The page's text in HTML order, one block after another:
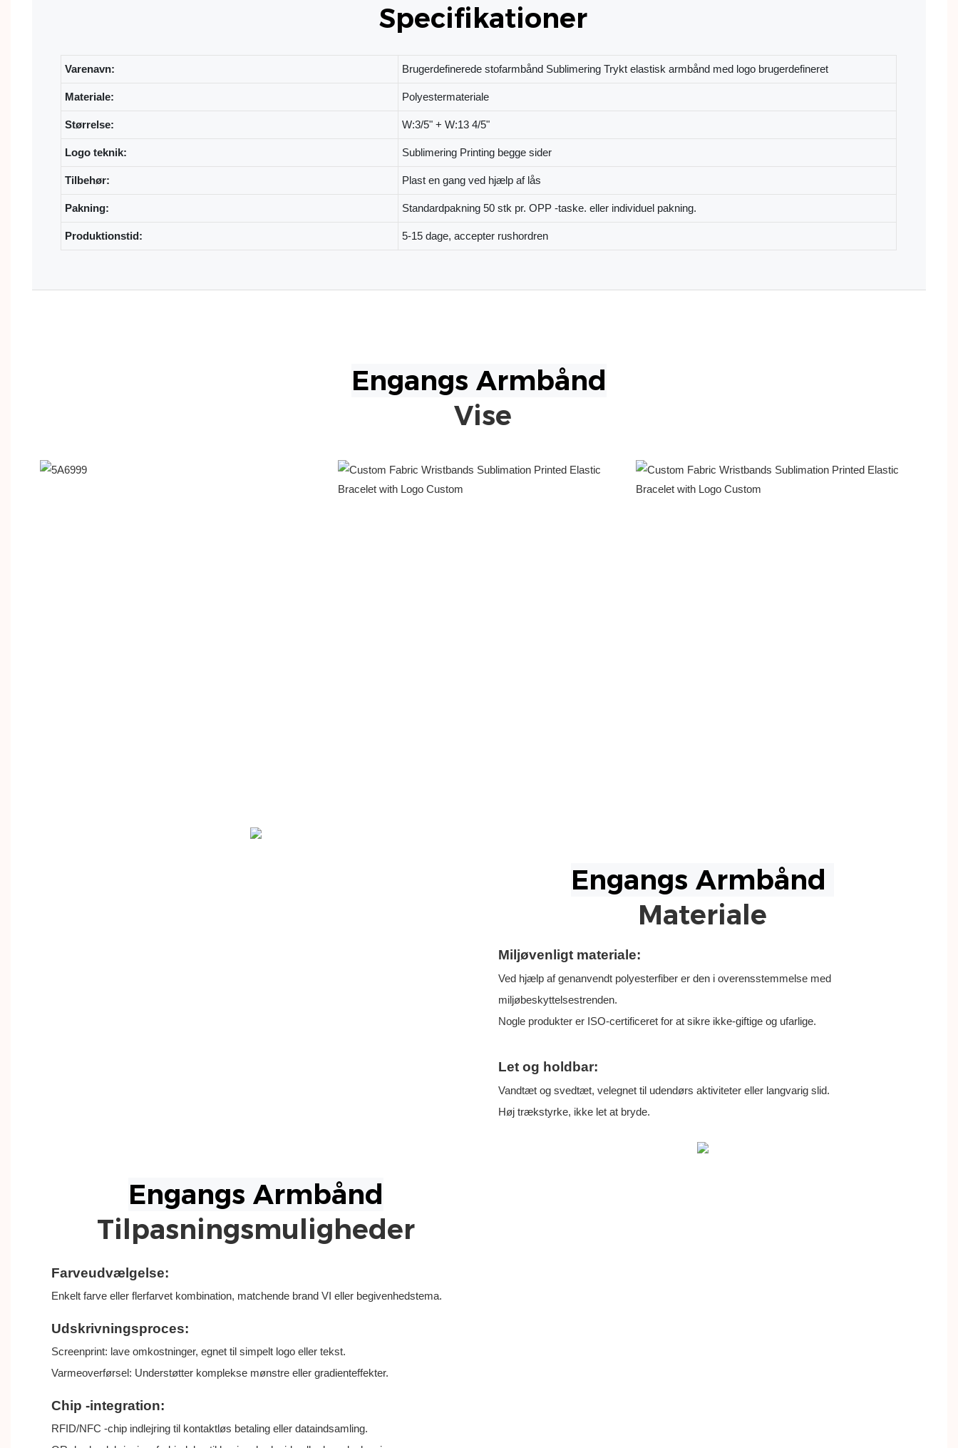
Specifikationer
Varenavn: Brugerdefinerede stofarmbånd Sublimering Trykt elastisk armbånd med logo brugerdefineret
Materiale: Polyestermateriale
Størrelse: W:3/5" + W:13 4/5"
Logo teknik: Sublimering Printing begge sider
Tilbehør: Plast en gang ved hjælp af lås
Pakning: Standardpakning 50 stk pr. OPP -taske. eller individuel pakning.
Produktionstid: 5-15 dage, accepter rushordren
Vise
Materiale
Miljøvenligt materiale:
Ved hjælp af genanvendt polyesterfiber er den i overensstemmelse med
miljøbeskyttelsestrenden.
Nogle produkter er ISO-certificeret for at sikre ikke-giftige og ufarlige.
Let og holdbar:
Vandtæt og svedtæt, velegnet til udendørs aktiviteter eller langvarig slid.
Høj trækstyrke, ikke let at bryde.
Tilpasningsmuligheder
Farveudvælgelse:
Enkelt farve eller flerfarvet kombination, matchende brand VI eller begivenhedstema.
Udskrivningsproces:
Screenprint: lave omkostninger, egnet til simpelt logo eller tekst.
Varmeoverførsel: Understøtter komplekse mønstre eller gradienteffekter.
Chip -integration:
RFID/NFC -chip indlejring til kontaktløs betaling eller dataindsamling.